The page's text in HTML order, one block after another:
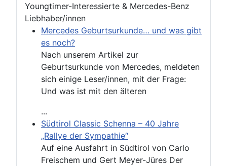
Youngtimer-Interessierte & Mercedes-Benz
Liebhaber/innen
Mercedes Geburtsurkunde… und was gibt
es noch?
Nach unserem Artikel zur
Geburtsurkunde von Mercedes, meldeten
sich einige Leser/innen, mit der Frage:
Und was ist mit den älteren
...
Südtirol Classic Schenna – 40 Jahre
„Rallye der Sympathie“
Auf eine Ausfahrt in Südtirol von Carlo
Freischem und Gert Meyer-Jüres Der